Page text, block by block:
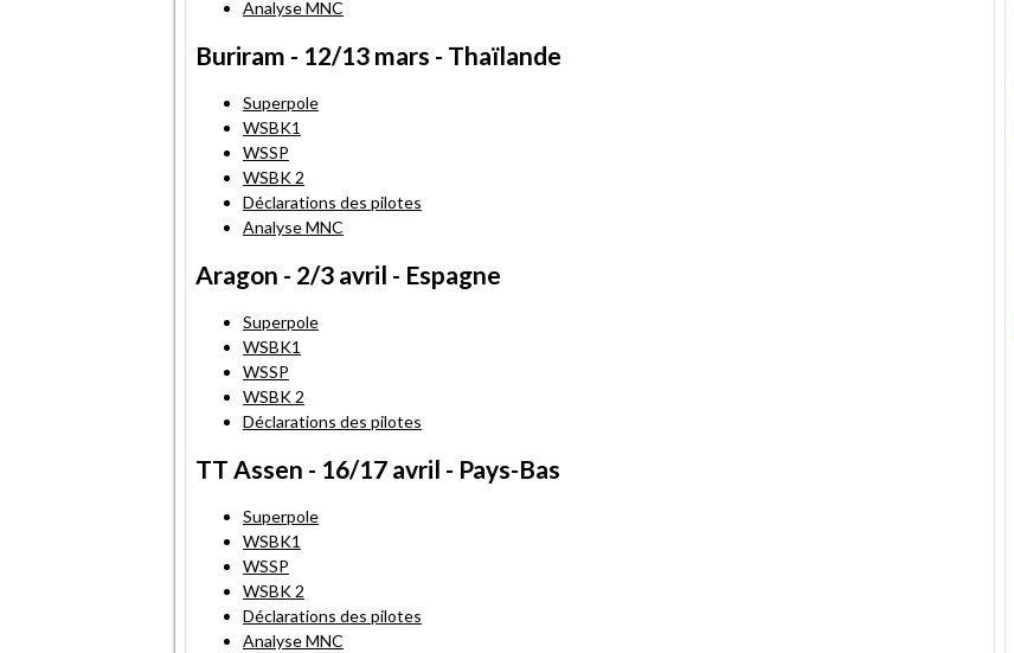
Analyse MNC
Buriram - 12/13 mars - Thaïlande
Superpole
WSBK1
WSSP
WSBK 2
Déclarations des pilotes
Analyse MNC
Aragon - 2/3 avril - Espagne
Superpole
WSBK1
WSSP
WSBK 2
Déclarations des pilotes
TT Assen - 16/17 avril - Pays-Bas
Superpole
WSBK1
WSSP
WSBK 2
Déclarations des pilotes
Analyse MNC